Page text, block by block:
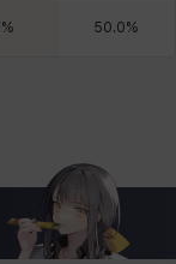
% 50.0%